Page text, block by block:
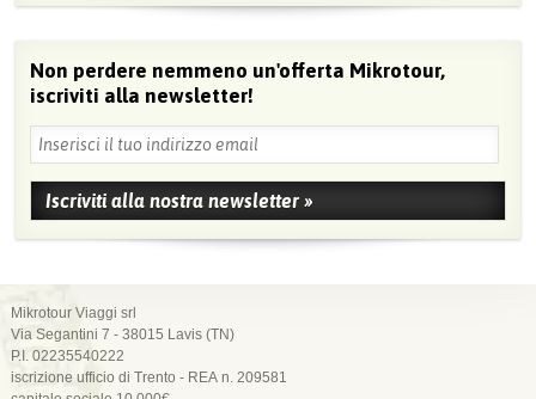
Non perdere nemmeno un'offerta Mikrotour,
iscriviti alla newsletter!
Mikrotour Viaggi srl
Via Segantini 7 - 38015 Lavis (TN)
P.I. 02235540222
iscrizione ufficio di Trento - REA n. 209581